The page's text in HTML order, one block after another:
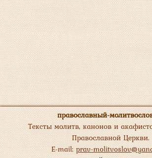
православный-
Тексты молитв, канонов и
Православной Церкви.
E-mail:prav-